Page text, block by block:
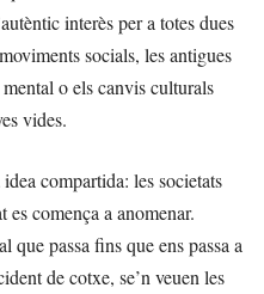
interès per a totes dues
socials, les antigues
o els canvis culturals
vides.
compartida: les societats
es comença a anomenar.
que passa fins que ens passa a
de cotxe, se’n veuen les